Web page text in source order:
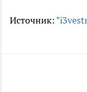
Источник: